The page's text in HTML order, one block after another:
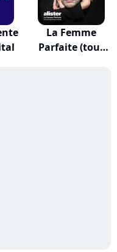
La Femme
Parfaite (tout